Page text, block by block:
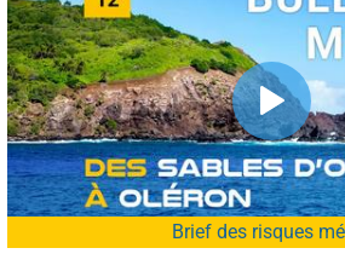
Brief des risques